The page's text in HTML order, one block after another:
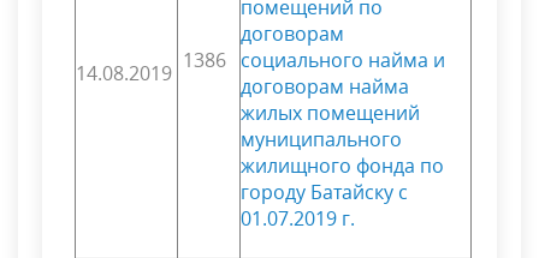
14.08.2019 1386
помещений по
договорам
социального найма и
договорам найма
жилых помещений
муниципального
жилищного фонда по
городу Батайску с
01.07.2019 г.